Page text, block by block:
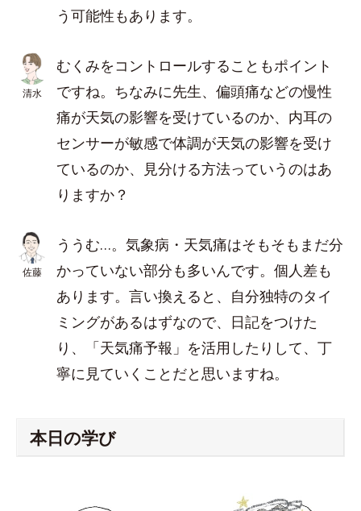
う可能性もあります。
清水
むくみをコントロールすることもポイント
ですね。ちなみに先生、偏頭痛などの慢性
痛が天気の影響を受けているのか、内耳の
センサーが敏感で体調が天気の影響を受け
ているのか、見分ける方法っていうのはあ
りますか？
佐藤
ううむ…。気象病・天気痛はそもそもまだ分
かっていない部分も多いんです。個人差も
あります。言い換えると、自分独特のタイ
ミングがあるはずなので、日記をつけた
り、「天気痛予報」を活用したりして、丁
寧に見ていくことだと思いますね。
本日の学び